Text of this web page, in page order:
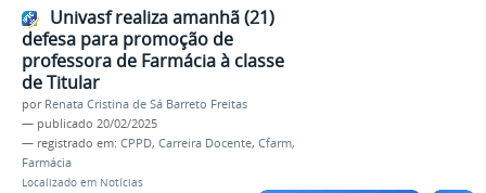
Univasf realiza amanhã (21)
defesa para promoção de
professora de Farmácia à classe
de Titular
por Renata Cristina de Sá Barreto Freitas
— publicado 20/02/2025
— registrado em: CPPD, Carreira Docente, Cfarm,
Farmácia
Localizado em Notícias